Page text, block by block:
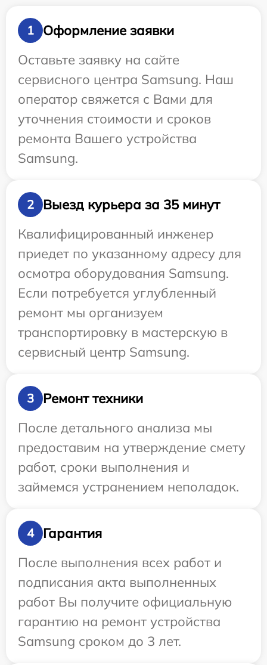
1
Оформление заявки
Оставьте заявку на сайте
сервисного центра Samsung. Наш
оператор свяжется с Вами для
уточнения стоимости и сроков
ремонта Вашего устройства
Samsung.
2
Выезд курьера за 35 минут
Квалифицированный инженер
приедет по указанному адресу для
осмотра оборудования Samsung.
Если потребуется углубленный
ремонт мы организуем
транспортировку в мастерскую в
сервисный центр Samsung.
3
Ремонт техники
После детального анализа мы
предоставим на утверждение смету
работ, сроки выполнения и
займемся устранением неполадок.
4
Гарантия
После выполнения всех работ и
подписания акта выполненных
работ Вы получите официальную
гарантию на ремонт устройства
Samsung сроком до 3 лет.